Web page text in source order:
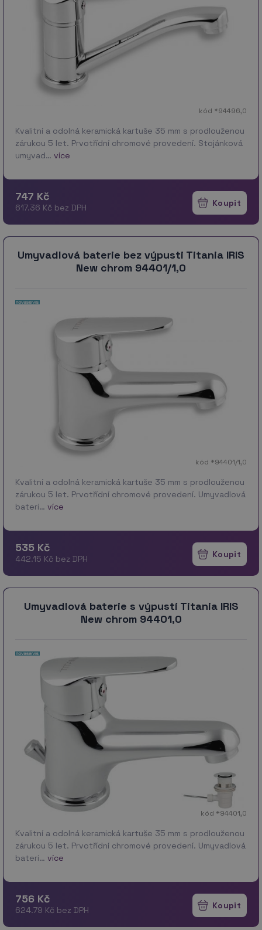
kód *94496,0
Kvalitní a odolná keramická kartuše 35 mm s prodlouženou
zárukou 5 let. Prvotřídní chromové provedení. Stojánková
umyvad… více
747 Kč
617.36 Kč bez DPH
Umyvadlová baterie bez výpusti Titania IRIS
New chrom 94401/1,0
kód *94401/1,0
Kvalitní a odolná keramická kartuše 35 mm s prodlouženou
zárukou 5 let. Prvotřídní chromové provedení. Umyvadlová
bateri… více
535 Kč
442.15 Kč bez DPH
Umyvadlová baterie s výpustí Titania IRIS
New chrom 94401,0
kód *94401,0
Kvalitní a odolná keramická kartuše 35 mm s prodlouženou
zárukou 5 let. Prvotřídní chromové provedení. Umyvadlová
bateri… více
756 Kč
624.79 Kč bez DPH